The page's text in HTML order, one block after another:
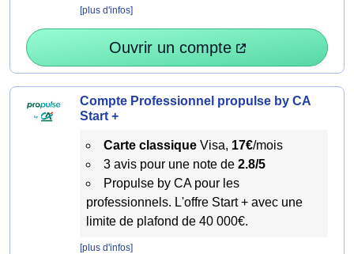
[plus d'infos]
Ouvrir un compte
Compte Professionnel propulse by CA
Start +
Carte classiqueVisa, 17€/mois
3 avis pour une note de 2.8/5
Propulse by CA pour les
professionnels. L'offre Start + avec une
limite de plafond de 40 000€.
[plus d'infos]